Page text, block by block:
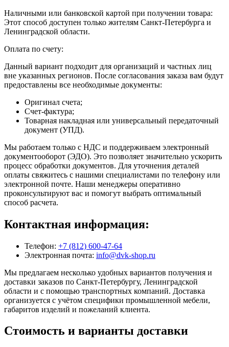
Наличными или банковской картой при получении товара:
Этот способ доступен только жителям Санкт-Петербурга и
Ленинградской области.
Оплата по счету:
Данный вариант подходит для организаций и частных лиц
вне указанных регионов. После согласования заказа вам будут
предоставлены все необходимые документы:
Оригинал счета;
Счет-фактура;
Товарная накладная или универсальный передаточный
документ (УПД).
Мы работаем только с НДС и поддерживаем электронный
документооборот (ЭДО). Это позволяет значительно ускорить
процесс обработки документов. Для уточнения деталей
оплаты свяжитесь с нашими специалистами по телефону или
электронной почте. Наши менеджеры оперативно
проконсультируют вас и помогут выбрать оптимальный
способ расчета.
Контактная информация:
Телефон: +7 (812) 600-47-64
Электронная почта: info@dvk-shop.ru
Мы предлагаем несколько удобных вариантов получения и
доставки заказов по Санкт-Петербургу, Ленинградской
области и с помощью транспортных компаний. Доставка
организуется с учётом специфики промышленной мебели,
габаритов изделий и пожеланий клиента.
Стоимость и варианты доставки